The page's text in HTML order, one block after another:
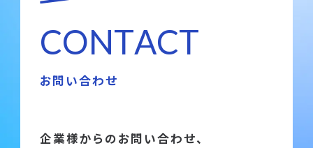
CONTACT
お問い合わせ
企業様からのお問い合わせ、